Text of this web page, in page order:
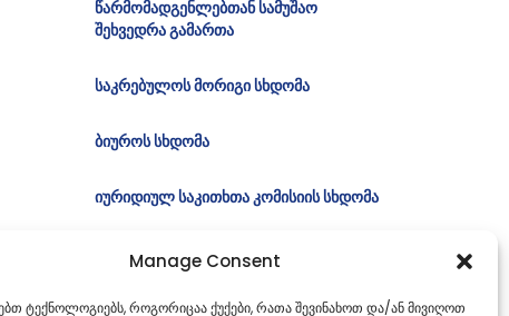
Manage Consent
ტექნოლოგიებს, როგორიცაა ქუქები, რათა შევინახოთ და/ან მივიღოთ
წარმომადგენლებთან სამუშაო
შეხვედრა გამართა
საკრებულოს მორიგი სხდომა
ბიუროს სხდომა
იურიდიულ საკითხთა კომისიის სხდომა